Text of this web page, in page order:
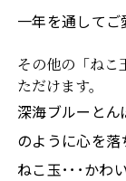
一年を通してご
その他の「ねこ
ただけます。
深海ブルーと
のように心を落
ねこ玉･･･かわ